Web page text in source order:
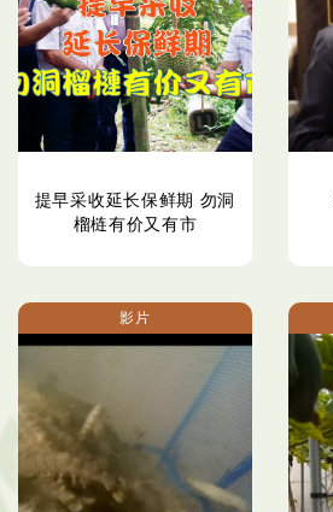
提早采收延长保鲜期 勿洞
榴梿有价又有市
影片